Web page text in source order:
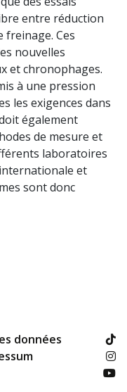
entre réduction
freinage. Ces
nouvelles
et chronophages.
à une pression
les exigences dans
également
de mesure et
laboratoires
et
sont donc
données